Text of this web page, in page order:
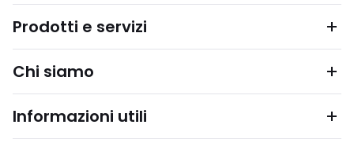
Prodotti e servizi
Chi siamo
Informazioni utili